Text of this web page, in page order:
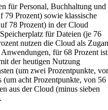
für Personal, Buchhaltung und
79 Prozent) sowie klassische
78 Prozent) in der Cloud
für Dateien (je 76
nutzen die Cloud als
für 68 Prozent ist
der heutigen Nutzung
(um zwei Prozentpunkte,
acht Prozentpunkte, von 56
aus der Cloud (minus sieben